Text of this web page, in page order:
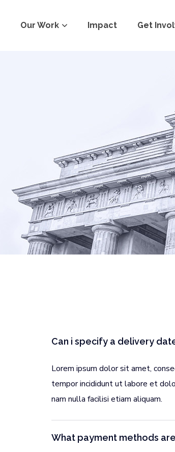
Our Work Impact Get
Can i specify a delivery
Lorem ipsum dolor sit amet,
tempor incididunt ut labore et
nam nulla facilisi etiam aliquam.
What payment methods